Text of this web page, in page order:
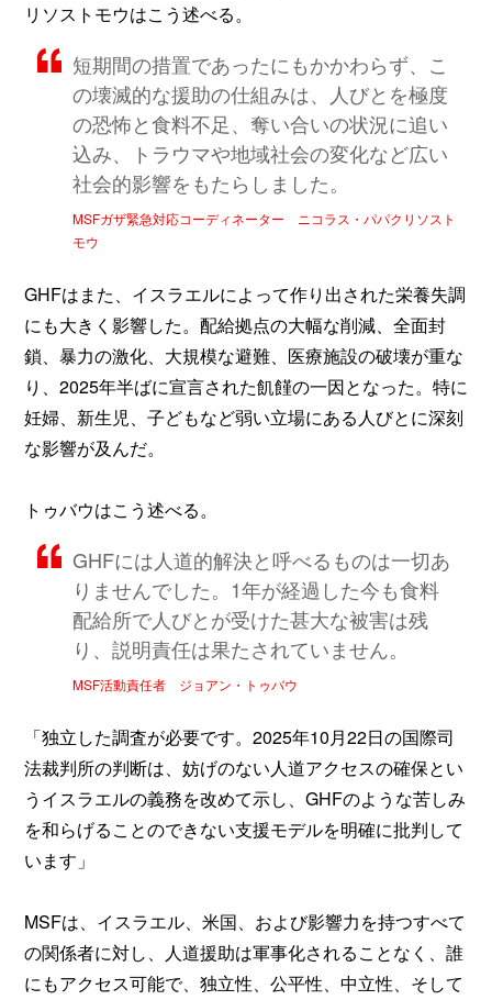
リソストモウはこう述べる。
短期間の措置であったにもかかわらず、こ
の壊滅的な援助の仕組みは、人びとを極度
の恐怖と食料不足、奪い合いの状況に追い
込み、トラウマや地域社会の変化など広い
社会的影響をもたらしました。
MSFガザ緊急対応コーディネーター ニコラス・パパクリソスト
モウ
GHFはまた、イスラエルによって作り出された栄養失調
にも大きく影響した。配給拠点の大幅な削減、全面封
鎖、暴力の激化、大規模な避難、医療施設の破壊が重な
り、2025年半ばに宣言された飢饉の一因となった。特に
妊婦、新生児、子どもなど弱い立場にある人びとに深刻
な影響が及んだ。
トゥバウはこう述べる。
GHFには人道的解決と呼べるものは一切あ
りませんでした。1年が経過した今も食料
配給所で人びとが受けた甚大な被害は残
り、説明責任は果たされていません。
MSF活動責任者 ジョアン・トゥバウ
「独立した調査が必要です。2025年10月22日の国際司
法裁判所の判断は、妨げのない人道アクセスの確保とい
うイスラエルの義務を改めて示し、GHFのような苦しみ
を和らげることのできない支援モデルを明確に批判して
います」
MSFは、イスラエル、米国、および影響力を持つすべて
の関係者に対し、人道援助は軍事化されることなく、誰
にもアクセス可能で、独立性、公平性、中立性、そして